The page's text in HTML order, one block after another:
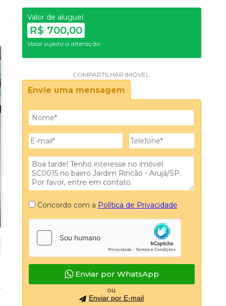
Brisa (1)
Brisa (4)
Lagos (2)
Hills I e II (6)
Ville II (1)
III (19)
Residence Club (1)
Verde Tabatinga (1)
1 (3)
Tatuape (1)
Vita (3)
e Vida Ipoema 2 (1)
(1)
e II (2)
(13)
(3)
(1)
Clair (1)
II (4)
Valor de aluguel:
R$ 700,00
Valor sujeito a alteração
COMPARTILHAR IMÓVEL:
Envie uma mensagem
Concordo com a Política de Privacidade
Enviar por WhatsApp
ou
Enviar por E-mail